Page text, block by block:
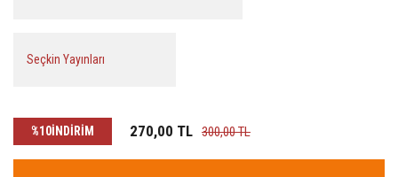
Seçkin Yayınları
%10İNDİRİM 270,00 TL 300,00 TL